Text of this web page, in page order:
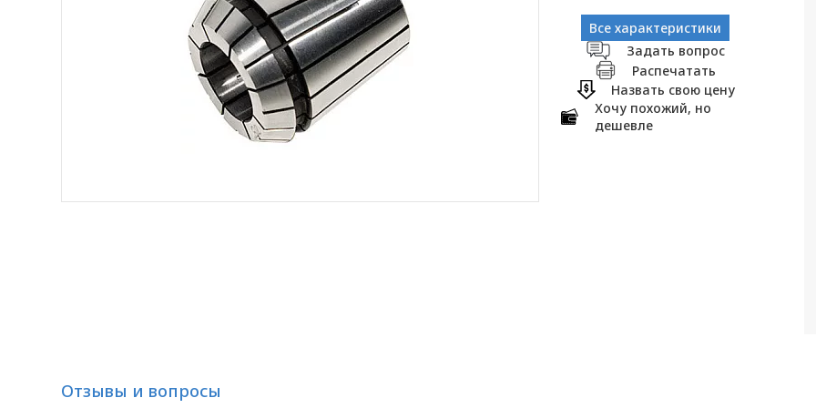
Все характеристики
Задать вопрос
Распечатать
Назвать свою цену
Хочу похожий, но
дешевле
Отзывы и вопросы